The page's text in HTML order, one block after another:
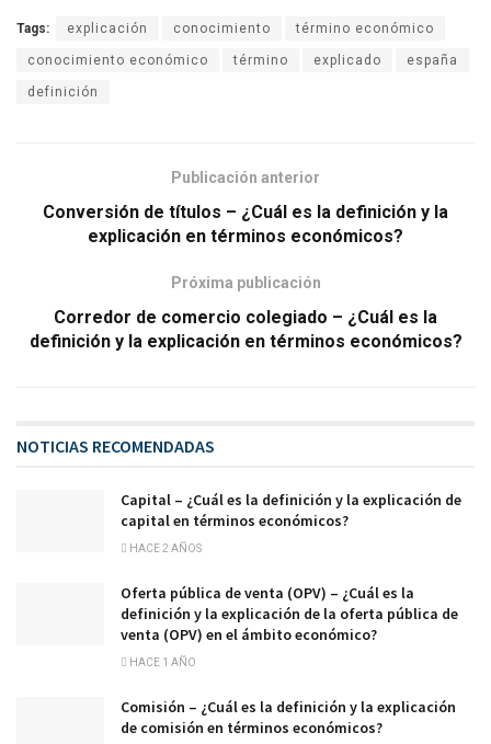
Tags: explicación conocimiento término económico
conocimiento económico término explicado españa
definición
Publicación anterior
Conversión de títulos – ¿Cuál es la definición y la
explicación en términos económicos?
Próxima publicación
Corredor de comercio colegiado – ¿Cuál es la
definición y la explicación en términos económicos?
NOTICIAS RECOMENDADAS
Capital – ¿Cuál es la definición y la explicación de
capital en términos económicos?
HACE 2 AÑOS
Oferta pública de venta (OPV) – ¿Cuál es la
definición y la explicación de la oferta pública de
venta (OPV) en el ámbito económico?
HACE 1 AÑO
Comisión – ¿Cuál es la definición y la explicación
de comisión en términos económicos?